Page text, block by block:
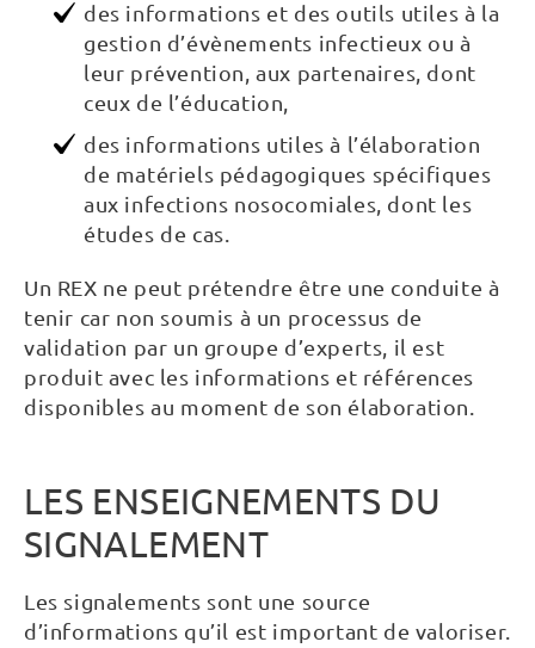
des informations et des outils utiles à la
gestion d’évènements infectieux ou à
leur prévention, aux partenaires, dont
ceux de l’éducation,
des informations utiles à l’élaboration
de matériels pédagogiques spécifiques
aux infections nosocomiales, dont les
études de cas.
Un REX ne peut prétendre être une conduite à
tenir car non soumis à un processus de
validation par un groupe d’experts, il est
produit avec les informations et références
disponibles au moment de son élaboration.
LES ENSEIGNEMENTS DU
SIGNALEMENT
Les signalements sont une source
d’informations qu’il est important de valoriser.